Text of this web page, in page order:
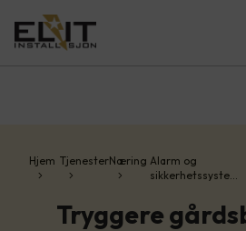
Hjem TjenesterNæring Alarm og
sikkerhetssyste…
Tryggere